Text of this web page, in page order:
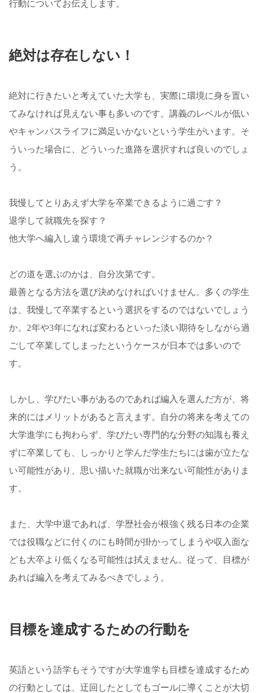
行動についてお伝えします。
絶対は存在しない！
絶対に行きたいと考えていた大学も、実際に環境に身を置い
てみなければ見えない事も多いのです。講義のレベルが低い
やキャンパスライフに満足いかないという学生がいます。そ
ういった場合に、どういった進路を選択すれば良いのでしょ
う。
我慢してとりあえず大学を卒業できるように過ごす？
退学して就職先を探す？
他大学へ編入し違う環境で再チャレンジするのか？
どの道を選ぶのかは、自分次第です。
最善となる方法を選び決めなければいけません。多くの学生
は、我慢して卒業するという選択をするのではないでしょう
か。2年や3年になれば変わるといった淡い期待をしながら過
ごして卒業してしまったというケースが日本では多いので
す。
しかし、学びたい事があるのであれば編入を選んだ方が、将
来的にはメリットがあると言えます。自分の将来を考えての
大学進学にも拘わらず、学びたい専門的な分野の知識も養え
ずに卒業しても、しっかりと学んだ学生たちには歯が立たな
い可能性があり、思い描いた就職が出来ない可能性がありま
す。
また、大学中退であれば、学歴社会が根強く残る日本の企業
では役職などに付くのにも時間が掛かってしまうや収入面な
ども大卒より低くなる可能性は拭えません。従って、目標が
あれば編入を考えてみるべきでしょう。
目標を達成するための行動を
英語という語学もそうですが大学進学も目標を達成するため
の行動としては、迂回したとしてもゴールに導くことが大切